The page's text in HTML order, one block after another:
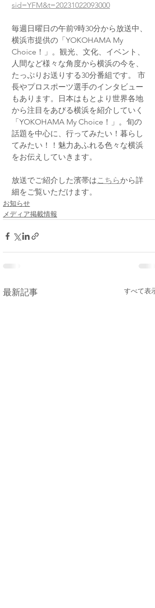
sid=YFM&t=20231022093000
毎週日曜日の午前9時30分から放送中、
横浜市提供の「YOKOHAMA My
Choice！」。観光、文化、イベント、
人間など様々な角度から横浜の今を、
たっぷりお送りする30分番組です。 市
長やプロスポーツ選手のインタビュー
もあります。日本はもとより世界各地
から注目をあびる横浜を紹介していく
「YOKOHAMA My Choice！」。旬の
話題を中心に、行ってみたい！暮らし
てみたい！！魅力あふれる色々な横浜
をお伝えしていきます。
放送でご紹介した濱帯はこちらから詳
細をご覧いただけます。
お知らせ
メディア掲載情報
最新記事 すべて表示